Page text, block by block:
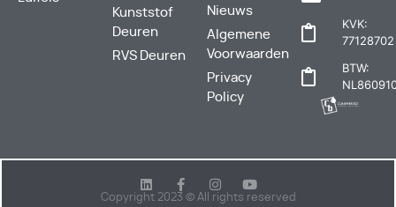
Kunststof
Deuren
RVS Deuren
Nieuws
Algemene
Voorwaarden
Privacy
Policy
KVK:
77128702
BTW:
Copyright 2023 © All rights reserved